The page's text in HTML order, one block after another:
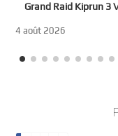
Grand Raid Kiprun 3
4 août 2026